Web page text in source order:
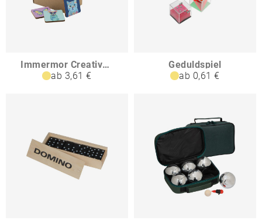
Immermor Creative Memory-Spiel
ab 3,61 €
Geduldspiel
ab 0,61 €